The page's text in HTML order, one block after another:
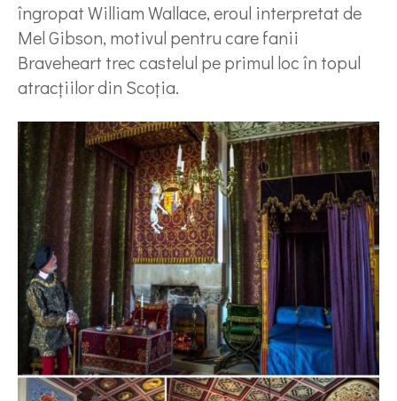
îngropat William Wallace, eroul interpretat de
Mel Gibson, motivul pentru care fanii
Braveheart trec castelul pe primul loc în topul
atracțiilor din Scoția.